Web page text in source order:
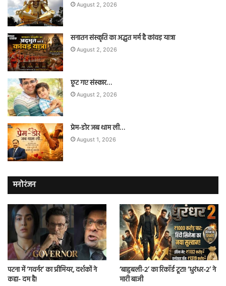
August 2, 2026
सनातन संस्कृति का अद्भुत मर्म है कांवड़ यात्रा
August 2, 2026
छूट गए संस्कार…
August 2, 2026
प्रेम-डोर जब थाम ली…
August 1, 2026
मनोरंजन
पटना में ‘गवर्नर’ का प्रीमियर, दर्शकों ने
कहा- दम है!
‘बाहुबली-2’ का रिकॉर्ड टूटा! ‘धुरंधर-2’ ने
मारी बाजी